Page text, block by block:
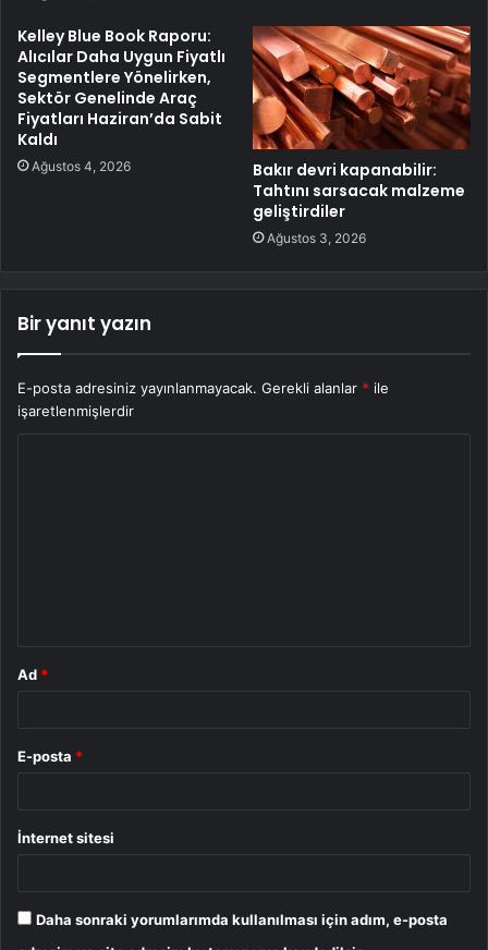
Kelley Blue Book Raporu:
Alıcılar Daha Uygun Fiyatlı
Segmentlere Yönelirken,
Sektör Genelinde Araç
Fiyatları Haziran’da Sabit
Kaldı
Ağustos 4, 2026
Bakır devri kapanabilir:
Tahtını sarsacak malzeme
geliştirdiler
Ağustos 3, 2026
Bir yanıt yazın
E-posta adresiniz yayınlanmayacak. Gerekli alanlar * ile
işaretlenmişlerdir
Ad *
E-posta *
İnternet sitesi
Daha sonraki yorumlarımda kullanılması için adım, e-posta